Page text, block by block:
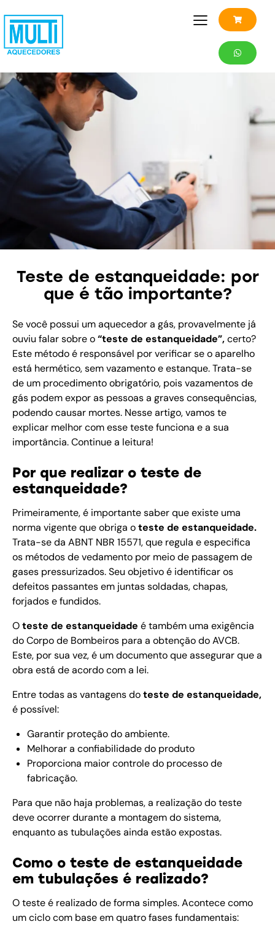
Teste de estanqueidade: por
que é tão importante?
Se você possui um aquecedor a gás, provavelmente já
ouviu falar sobre o“teste de estanqueidade”,certo?
Este método é responsável por verificar se o aparelho
está hermético, sem vazamento e estanque. Trata-se
de um procedimento obrigatório, pois vazamentos de
gás podem expor as pessoas a graves consequências,
podendo causar mortes. Nesse artigo, vamos te
explicar melhor com esse teste funciona e a sua
importância. Continue a leitura!
Por que realizar o teste de
estanqueidade?
Primeiramente, é importante saber que existe uma
norma vigente que obriga oteste de estanqueidade.
Trata-se da ABNT NBR 15571, que regula e especifica
os métodos de vedamento por meio de passagem de
gases pressurizados. Seu objetivo é identificar os
defeitos passantes em juntas soldadas, chapas,
forjados e fundidos.
Oteste de estanqueidade é também uma exigência
do Corpo de Bombeiros para a obtenção do AVCB.
Este, por sua vez, é um documento que assegurar que a
obra está de acordo com a lei.
Entre todas as vantagens doteste de estanqueidade,
é possível:
Garantir proteção do ambiente.
Melhorar a confiabilidade do produto
Proporciona maior controle do processo de
fabricação.
Para que não haja problemas, a realização do teste
deve ocorrer durante a montagem do sistema,
enquanto as tubulações ainda estão expostas.
Como o teste de estanqueidade
em tubulações é realizado?
O teste é realizado de forma simples. Acontece como
um ciclo com base em quatro fases fundamentais: